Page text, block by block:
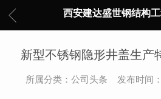
西安建达盛世钢结构
新型不锈钢隐形井盖生产
所属分类：公司头条 发布时间